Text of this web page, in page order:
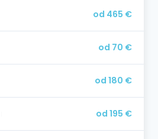
od 465 €
od 70 €
od 180 €
od 195 €